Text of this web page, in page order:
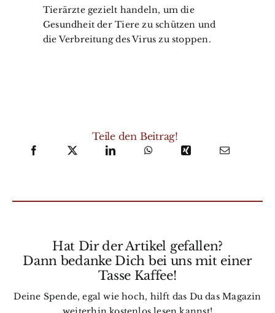
Tierärzte gezielt handeln, um die
Gesundheit der Tiere zu schützen und
die Verbreitung des Virus zu stoppen.
Teile den Beitrag!
Hat Dir der Artikel gefallen?
Dann bedanke Dich bei uns mit einer
Tasse Kaffee!
Deine Spende, egal wie hoch, hilft das Du das Magazin